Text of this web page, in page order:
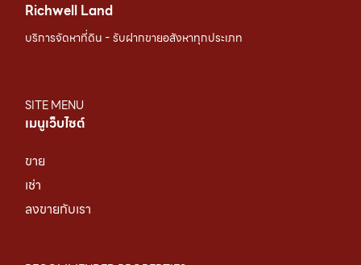
Richwell Land
บริการจัดหาที่ดิน - รับฝากขายอสังหาทุกประเภท
SITE MENU
เมนูเว็บไซต์
ขาย
เช่า
ลงขายกับเรา